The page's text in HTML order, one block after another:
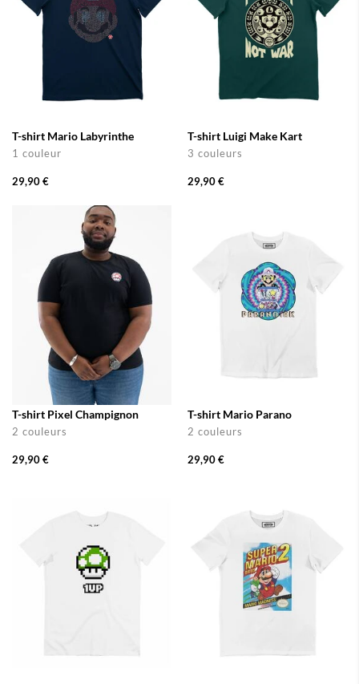
T-shirt Mario Labyrinthe
1 couleur
29,90 €
T-shirt Luigi Make Kart
3 couleurs
29,90 €
T-shirt Pixel Champignon
2 couleurs
29,90 €
T-shirt Mario Parano
2 couleurs
29,90 €